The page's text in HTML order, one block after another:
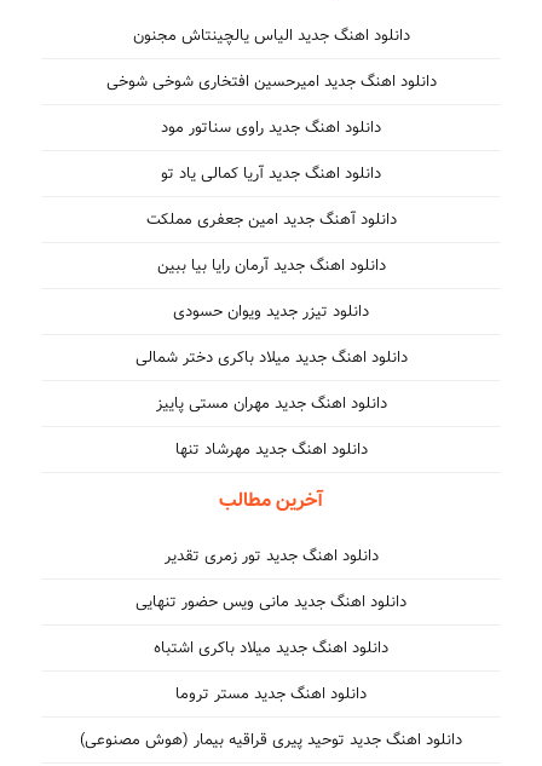
دانلود اهنگ جدید الیاس یالچینتاش مجنون
دانلود اهنگ جدید امیرحسین افتخاری شوخی شوخی
دانلود اهنگ جدید راوی سناتور مود
دانلود اهنگ جدید آریا کمالی یاد تو
دانلود آهنگ جدید امین جعفری مملکت
دانلود اهنگ جدید آرمان رایا بیا ببین
دانلود تیزر جدید ویوان حسودی
دانلود اهنگ جدید میلاد باکری دختر شمالی
دانلود اهنگ جدید مهران مستی پاییز
دانلود اهنگ جدید مهرشاد تنها
آخرین مطالب
دانلود اهنگ جدید تور زمری تقدیر
دانلود اهنگ جدید مانی ویس حضور تنهایی
دانلود اهنگ جدید میلاد باکری اشتباه
دانلود اهنگ جدید مستر تروما
دانلود اهنگ جدید توحید پیری قراقیه بیمار (هوش مصنوعی)